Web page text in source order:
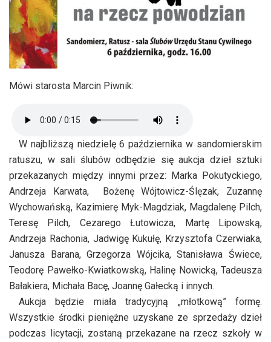
Mówi starosta Marcin Piwnik:
W najbliższą niedzielę 6 października w sandomierskim
ratuszu, w sali ślubów odbędzie się aukcja dzieł sztuki
przekazanych między innymi przez: Marka Pokutyckiego,
Andrzeja Karwata, Bożenę Wójtowicz-Ślęzak, Zuzannę
Wychowańską, Kazimierę Myk-Magdziak, Magdalenę Pilch,
Teresę Pilch, Cezarego Łutowicza, Martę Lipowską,
Andrzeja Rachonia, Jadwigę Kukułę, Krzysztofa Czerwiaka,
Janusza Barana, Grzegorza Wójcika, Stanisława Świece,
Teodorę Pawełko-Kwiatkowską, Halinę Nowicką, Tadeusza
Bałakiera, Michała Bacę, Joannę Gałecką i innych.
Aukcja będzie miała tradycyjną „młotkową” formę.
Wszystkie środki pieniężne uzyskane ze sprzedaży dzieł
podczas licytacji, zostaną przekazane na rzecz szkoły w